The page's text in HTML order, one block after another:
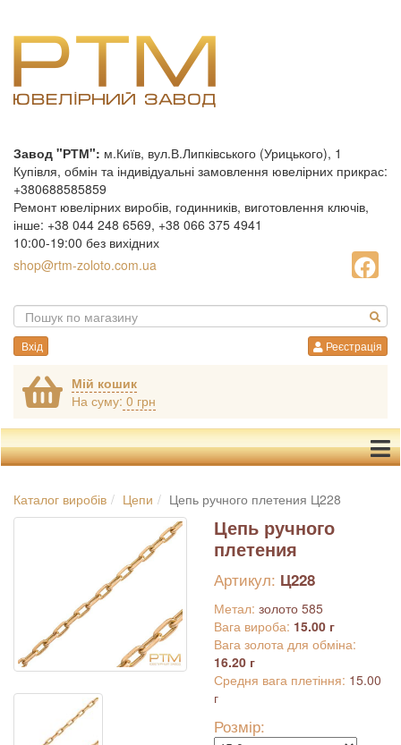
Завод "РТМ": м.Київ, вул.В.Липківського (Урицького), 1
Купівля, обмін та індивідуальні замовлення ювелірних прикрас:
+380688585859
Ремонт ювелірних виробів, годинників, виготовлення ключів,
інше: +38 044 248 6569, +38 066 375 4941
10:00-19:00 без вихідних
shop@rtm-zoloto.com.ua
Вхід Реєстрація
Мій кошик
На суму: 0 грн
Каталог виробів Цепи Цепь ручного плетения Ц228
Цепь ручного
плетения
Артикул: Ц228
Метал: золото 585
Вага вироба: 15.00 г
Вага золота для обміна:
16.20 г
Средня вага плетіння: 15.00
г
Розмір: